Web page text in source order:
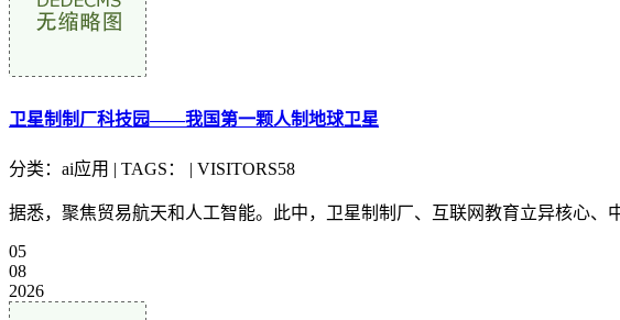
卫星制制厂科技园——我国第一颗人制地球卫星
分类：ai应用 | TAGS： | VISITORS58
据悉，聚焦贸易航天和人工智能。此中，卫星制制厂、互联网教育立异核心
05
08
2026